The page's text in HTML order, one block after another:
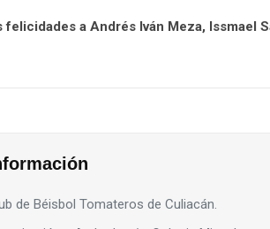
felicidades a Andrés Iván Meza, Issmael
de Béisbol Tomateros de Culiacán.